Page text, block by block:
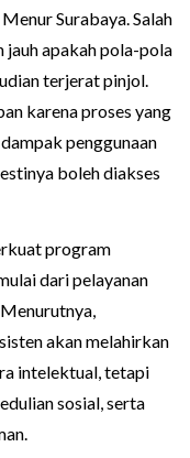
Surabaya. Salah
jauh apakah pola-pola
terjerat pinjol.
karena proses yang
penggunaan
boleh diakses
program
dari pelayanan
akan melahirkan
intelektual, tetapi
sosial, serta